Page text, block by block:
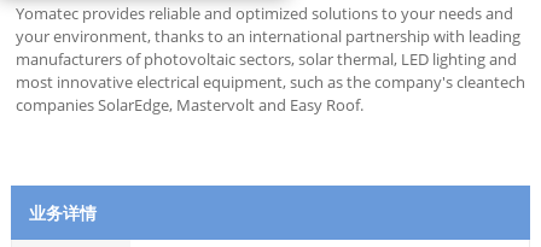
Yomatec provides reliable and optimized solutions to your needs and
your environment, thanks to an international partnership with leading
manufacturers of photovoltaic sectors, solar thermal, LED lighting and
most innovative electrical equipment, such as the company's cleantech
companies SolarEdge, Mastervolt and Easy Roof.
业务详情